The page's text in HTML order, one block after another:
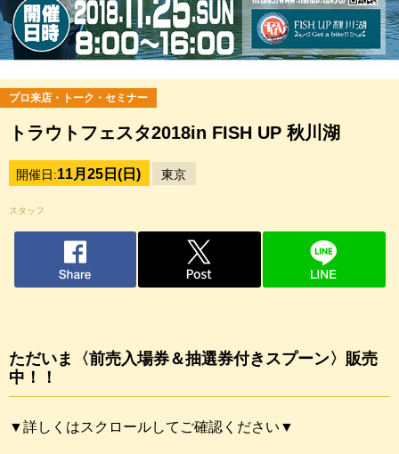
プロ来店・トーク・セミナー
トラウトフェスタ2018in FISH UP 秋川湖
開催日:11月25日(日) 東京
スタッフ
ただいま〈前売入場券＆抽選券付きスプーン〉販売
中！！
▼詳しくはスクロールしてご確認ください▼